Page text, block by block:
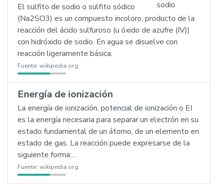
El sulfito de sodio o sulfito sódico
(Na2SO3) es un compuesto incoloro, producto de la
reacción del ácido sulfuroso (u óxido de azufre (IV))
con hidróxido de sodio. En agua se disuelve con
reacción ligeramente básica.
Fuente: wikipedia.org
Energía de ionización
La energía de ionización, potencial de ionización o EI
es la energía necesaria para separar un electrón en su
estado fundamental de un átomo, de un elemento en
estado de gas. La reacción puede expresarse de la
siguiente forma:…
Fuente: wikipedia.org